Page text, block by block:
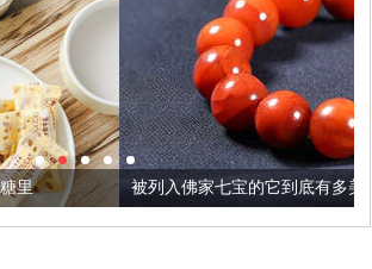
入佛家七宝的它到底有多美？